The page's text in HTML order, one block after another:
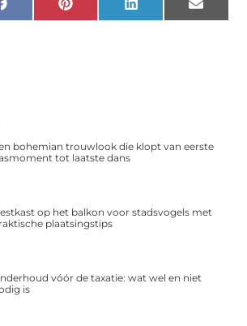
FacebookPinterest LinkedIn Email
bohemian trouwlook die klopt van eerste
tot laatste dans
op het balkon voor stadsvogels met
plaatsingstips
vóór de taxatie: wat wel en niet
is